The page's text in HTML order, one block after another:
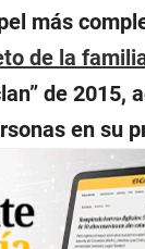
más
de la
de 2015,
en su